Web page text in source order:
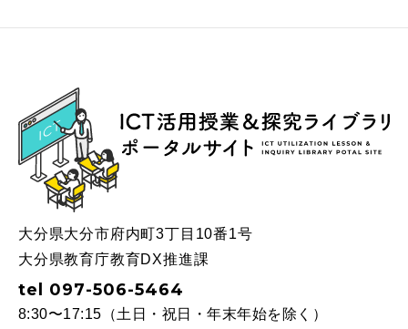
ICT
大分県大分市府内町3丁目10番1号
大分県教育庁教育DX推進課
tel 097-506-5464
8:30〜17:15（土日・祝日・年末年始を除く）